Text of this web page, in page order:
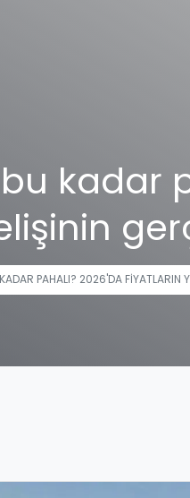
kadar
PAHALI? 2026'DA FIYATLARIN